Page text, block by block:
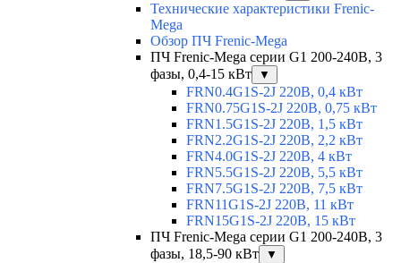
Технические характеристики Frenic-
Mega
Обзор ПЧ Frenic-Mega
ПЧ Frenic-Mega серии G1 200-240В, 3
фазы, 0,4-15 кВт
▼
FRN0.4G1S-2J 220В, 0,4 кВт
FRN0.75G1S-2J 220В, 0,75 кВт
FRN1.5G1S-2J 220В, 1,5 кВт
FRN2.2G1S-2J 220В, 2,2 кВт
FRN4.0G1S-2J 220В, 4 кВт
FRN5.5G1S-2J 220В, 5,5 кВт
FRN7.5G1S-2J 220В, 7,5 кВт
FRN11G1S-2J 220В, 11 кВт
FRN15G1S-2J 220В, 15 кВт
ПЧ Frenic-Mega серии G1 200-240В, 3
фазы, 18,5-90 кВт
▼